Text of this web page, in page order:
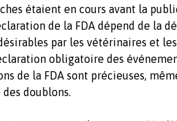
étaient en cours avant la
de la FDA dépend de la
par les vétérinaires et
obligatoire des
de la FDA sont précieuses,
doublons.